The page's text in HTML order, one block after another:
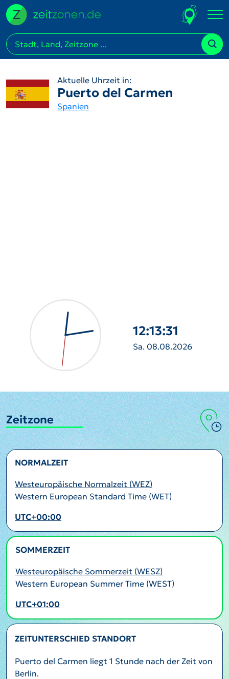
Aktuelle Uhrzeit in:
Puerto del Carmen
Spanien
12:13:33
Sa. 08.08.2026
Zeitzone
NORMALZEIT
Westeuropäische Normalzeit (WEZ)
Western European Standard Time (WET)
UTC+00:00
SOMMERZEIT
Westeuropäische Sommerzeit (WESZ)
Western European Summer Time (WEST)
UTC+01:00
ZEITUNTERSCHIED STANDORT
Puerto del Carmen liegt 1 Stunde nach der Zeit von
Berlin.